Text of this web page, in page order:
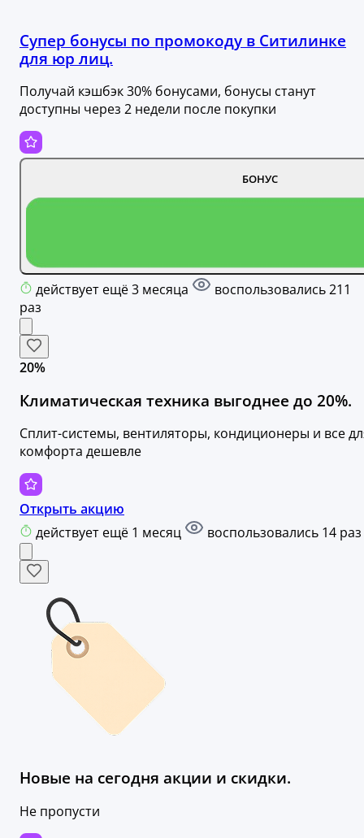
Супер бонусы по промокоду в Ситилинке
для юр лиц.
Получай кэшбэк 30% бонусами, бонусы станут
доступны через 2 недели после покупки
БОНУС
действует ещё 3 месяца
воспользовались 211
раз
20%
Климатическая техника выгоднее до 20%.
Сплит-системы, вентиляторы, кондиционеры и все
комфорта дешевле
Открыть акцию
действует ещё 1 месяц
воспользовались 14 раз
Новые на сегодня акции и скидки.
Не пропусти